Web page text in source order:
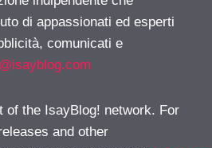
di appassionati ed esperti
comunicati e
of the IsayBlog! network. For
and other